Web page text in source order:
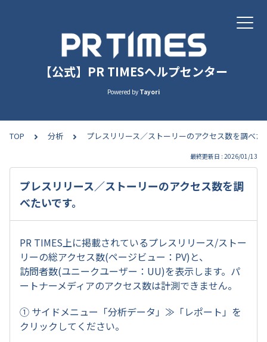
【公式】PR TIMESヘルプセンター
Powered by Tayori
TOP 分析 プレスリリース／ストーリーのアクセス数を調べた
最終更新日 : 2026/01/13
プレスリリース／ストーリーのアクセス数を調
べたいです。
PR TIMES上に掲載されているプレスリリース/ストー
リーの総アクセス数(ページビュー：PV)と、
訪問者数(ユニークユーザー：UU)を表示します。パ
ートナーメディアのアクセス数は計測できません。
① サイドメニュー「分析データ」≫「レポート」を
クリックしてください。